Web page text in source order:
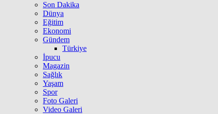
Son Dakika
Dünya
Eğitim
Ekonomi
Gündem
Türkiye
İpucu
Magazin
Sağlık
Yaşam
Spor
Foto Galeri
Video Galeri